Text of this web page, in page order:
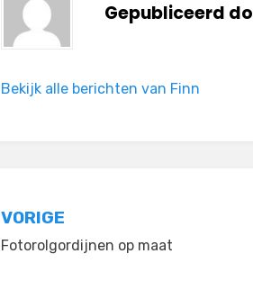
Gepubliceerd
Bekijk alle berichten van Finn
Bericht
navigatie
VORIGE
Fotorolgordijnen op maat